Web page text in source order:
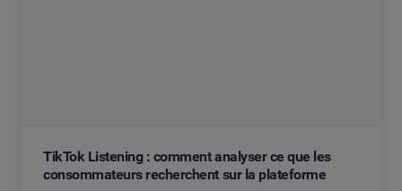
TikTok Listening : comment analyser ce que les
consommateurs recherchent sur la plateforme